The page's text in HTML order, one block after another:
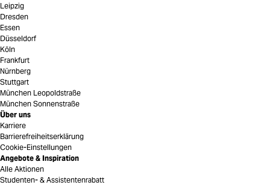
Leipzig
Dresden
Essen
Düsseldorf
Köln
Frankfurt
Nürnberg
Stuttgart
München Leopoldstraße
München Sonnenstraße
Über uns
Karriere
Barrierefreiheitserklärung
Cookie-Einstellungen
Angebote & Inspiration
Alle Aktionen
Studenten- & Assistentenrabatt